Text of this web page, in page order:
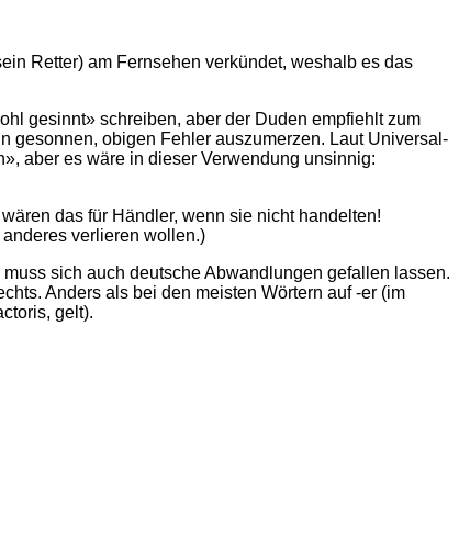
Retter) am Fernsehen verkündet, weshalb es das
gesinnt» schreiben, aber der Duden emp­fiehlt zum
gesonnen, obigen Fehler auszumerzen. Laut Universal-
aber es wäre in dieser Verwendung unsinnig:
das für Händler, wenn sie nicht handelten!
verlieren wollen.)
sich auch deutsche Abwandlungen gefallen lassen.
Anders als bei den meisten Wörtern auf -er (im
gelt).